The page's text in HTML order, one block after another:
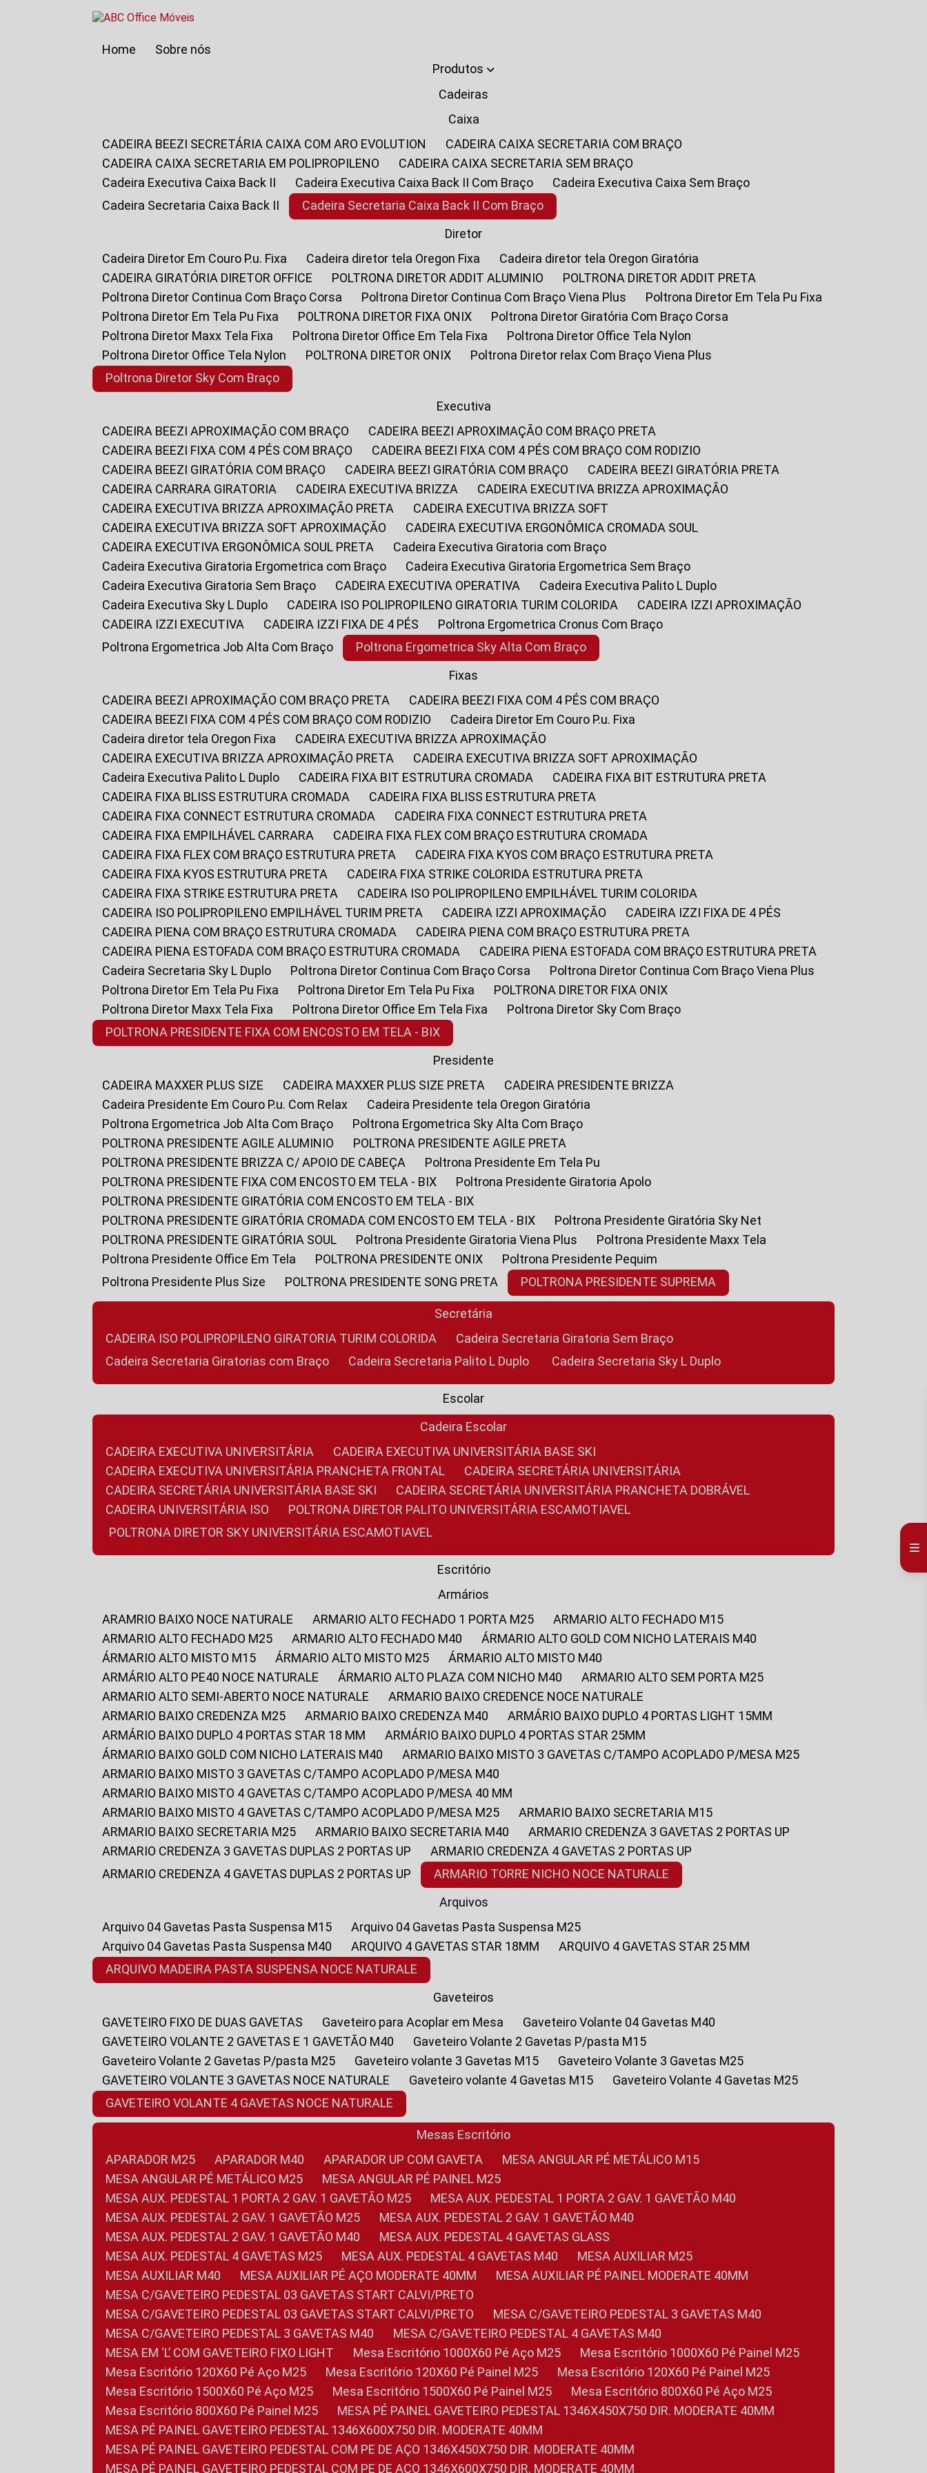
Home
Sobre nós
Produtos
Cadeiras
Caixa
CADEIRA BEEZI SECRETÁRIA CAIXA COM ARO EVOLUTION
CADEIRA CAIXA SECRETARIA COM BRAÇO
CADEIRA CAIXA SECRETARIA EM POLIPROPILENO
CADEIRA CAIXA SECRETARIA SEM BRAÇO
Cadeira Executiva Caixa Back II
Cadeira Executiva Caixa Back II Com Braço
Cadeira Executiva Caixa Sem Braço
Cadeira Secretaria Caixa Back II
Cadeira Secretaria Caixa Back II Com Braço
Diretor
Cadeira Diretor Em Couro P.u. Fixa
Cadeira diretor tela Oregon Fixa
Cadeira diretor tela Oregon Giratória
CADEIRA GIRATÓRIA DIRETOR OFFICE
POLTRONA DIRETOR ADDIT ALUMINIO
POLTRONA DIRETOR ADDIT PRETA
Poltrona Diretor Continua Com Braço Corsa
Poltrona Diretor Continua Com Braço Viena Plus
Poltrona Diretor Em Tela Pu Fixa
Poltrona Diretor Em Tela Pu Fixa
POLTRONA DIRETOR FIXA ONIX
Poltrona Diretor Giratória Com Braço Corsa
Poltrona Diretor Maxx Tela Fixa
Poltrona Diretor Office Em Tela Fixa
Poltrona Diretor Office Tela Nylon
Poltrona Diretor Office Tela Nylon
POLTRONA DIRETOR ONIX
Poltrona Diretor relax Com Braço Viena Plus
Poltrona Diretor Sky Com Braço
Executiva
CADEIRA BEEZI APROXIMAÇÃO COM BRAÇO
CADEIRA BEEZI APROXIMAÇÃO COM BRAÇO PRETA
CADEIRA BEEZI FIXA COM 4 PÉS COM BRAÇO
CADEIRA BEEZI FIXA COM 4 PÉS COM BRAÇO COM RODIZIO
CADEIRA BEEZI GIRATÓRIA COM BRAÇO
CADEIRA BEEZI GIRATÓRIA COM BRAÇO
CADEIRA BEEZI GIRATÓRIA PRETA
CADEIRA CARRARA GIRATORIA
CADEIRA EXECUTIVA BRIZZA
CADEIRA EXECUTIVA BRIZZA APROXIMAÇÃO
CADEIRA EXECUTIVA BRIZZA APROXIMAÇÃO PRETA
CADEIRA EXECUTIVA BRIZZA SOFT
CADEIRA EXECUTIVA BRIZZA SOFT APROXIMAÇÃO
CADEIRA EXECUTIVA ERGONÔMICA CROMADA SOUL
CADEIRA EXECUTIVA ERGONÔMICA SOUL PRETA
Cadeira Executiva Giratoria com Braço
Cadeira Executiva Giratoria Ergometrica com Braço
Cadeira Executiva Giratoria Ergometrica Sem Braço
Cadeira Executiva Giratoria Sem Braço
CADEIRA EXECUTIVA OPERATIVA
Cadeira Executiva Palito L Duplo
Cadeira Executiva Sky L Duplo
CADEIRA ISO POLIPROPILENO GIRATORIA TURIM COLORIDA
CADEIRA IZZI APROXIMAÇÃO
CADEIRA IZZI EXECUTIVA
CADEIRA IZZI FIXA DE 4 PÉS
Poltrona Ergometrica Cronus Com Braço
Poltrona Ergometrica Job Alta Com Braço
Poltrona Ergometrica Sky Alta Com Braço
Fixas
CADEIRA BEEZI APROXIMAÇÃO COM BRAÇO PRETA
CADEIRA BEEZI FIXA COM 4 PÉS COM BRAÇO
CADEIRA BEEZI FIXA COM 4 PÉS COM BRAÇO COM RODIZIO
Cadeira Diretor Em Couro P.u. Fixa
Cadeira diretor tela Oregon Fixa
CADEIRA EXECUTIVA BRIZZA APROXIMAÇÃO
CADEIRA EXECUTIVA BRIZZA APROXIMAÇÃO PRETA
CADEIRA EXECUTIVA BRIZZA SOFT APROXIMAÇÃO
Cadeira Executiva Palito L Duplo
CADEIRA FIXA BIT ESTRUTURA CROMADA
CADEIRA FIXA BIT ESTRUTURA PRETA
CADEIRA FIXA BLISS ESTRUTURA CROMADA
CADEIRA FIXA BLISS ESTRUTURA PRETA
CADEIRA FIXA CONNECT ESTRUTURA CROMADA
CADEIRA FIXA CONNECT ESTRUTURA PRETA
CADEIRA FIXA EMPILHÁVEL CARRARA
CADEIRA FIXA FLEX COM BRAÇO ESTRUTURA CROMADA
CADEIRA FIXA FLEX COM BRAÇO ESTRUTURA PRETA
CADEIRA FIXA KYOS COM BRAÇO ESTRUTURA PRETA
CADEIRA FIXA KYOS ESTRUTURA PRETA
CADEIRA FIXA STRIKE COLORIDA ESTRUTURA PRETA
CADEIRA FIXA STRIKE ESTRUTURA PRETA
CADEIRA ISO POLIPROPILENO EMPILHÁVEL TURIM COLORIDA
CADEIRA ISO POLIPROPILENO EMPILHÁVEL TURIM PRETA
CADEIRA IZZI APROXIMAÇÃO
CADEIRA IZZI FIXA DE 4 PÉS
CADEIRA PIENA COM BRAÇO ESTRUTURA CROMADA
CADEIRA PIENA COM BRAÇO ESTRUTURA PRETA
CADEIRA PIENA ESTOFADA COM BRAÇO ESTRUTURA CROMADA
CADEIRA PIENA ESTOFADA COM BRAÇO ESTRUTURA PRETA
Cadeira Secretaria Sky L Duplo
Poltrona Diretor Continua Com Braço Corsa
Poltrona Diretor Continua Com Braço Viena Plus
Poltrona Diretor Em Tela Pu Fixa
Poltrona Diretor Em Tela Pu Fixa
POLTRONA DIRETOR FIXA ONIX
Poltrona Diretor Maxx Tela Fixa
Poltrona Diretor Office Em Tela Fixa
Poltrona Diretor Sky Com Braço
POLTRONA PRESIDENTE FIXA COM ENCOSTO EM TELA - BIX
Presidente
CADEIRA MAXXER PLUS SIZE
CADEIRA MAXXER PLUS SIZE PRETA
CADEIRA PRESIDENTE BRIZZA
Cadeira Presidente Em Couro P.u. Com Relax
Cadeira Presidente tela Oregon Giratória
Poltrona Ergometrica Job Alta Com Braço
Poltrona Ergometrica Sky Alta Com Braço
POLTRONA PRESIDENTE AGILE ALUMINIO
POLTRONA PRESIDENTE AGILE PRETA
POLTRONA PRESIDENTE BRIZZA C/ APOIO DE CABEÇA
Poltrona Presidente Em Tela Pu
POLTRONA PRESIDENTE FIXA COM ENCOSTO EM TELA - BIX
Poltrona Presidente Giratoria Apolo
POLTRONA PRESIDENTE GIRATÓRIA COM ENCOSTO EM TELA - BIX
POLTRONA PRESIDENTE GIRATÓRIA CROMADA COM ENCOSTO EM TELA - BIX
Poltrona Presidente Giratória Sky Net
POLTRONA PRESIDENTE GIRATÓRIA SOUL
Poltrona Presidente Giratoria Viena Plus
Poltrona Presidente Maxx Tela
Poltrona Presidente Office Em Tela
POLTRONA PRESIDENTE ONIX
Poltrona Presidente Pequim
Poltrona Presidente Plus Size
POLTRONA PRESIDENTE SONG PRETA POLTRONA PRESIDENTE SUPREMA
Secretária
CADEIRA ISO POLIPROPILENO GIRATORIA TURIM COLORIDA
Cadeira Secretaria Giratoria Sem Braço
Cadeira Secretaria Giratorias com Braço
Cadeira Secretaria Palito L Duplo Cadeira Secretaria Sky L Duplo
Escolar
Cadeira Escolar
CADEIRA EXECUTIVA UNIVERSITÁRIA
CADEIRA EXECUTIVA UNIVERSITÁRIA BASE SKI
CADEIRA EXECUTIVA UNIVERSITÁRIA PRANCHETA FRONTAL
CADEIRA SECRETÁRIA UNIVERSITÁRIA
CADEIRA SECRETÁRIA UNIVERSITÁRIA BASE SKI
CADEIRA SECRETÁRIA UNIVERSITÁRIA PRANCHETA DOBRÁVEL
CADEIRA UNIVERSITÁRIA ISO
POLTRONA DIRETOR PALITO UNIVERSITÁRIA ESCAMOTIAVEL
POLTRONA DIRETOR SKY UNIVERSITÁRIA ESCAMOTIAVEL
Escritório
Armários
ARAMRIO BAIXO NOCE NATURALE
ARMARIO ALTO FECHADO 1 PORTA M25
ARMARIO ALTO FECHADO M15
ARMARIO ALTO FECHADO M25
ARMARIO ALTO FECHADO M40
ÁRMARIO ALTO GOLD COM NICHO LATERAIS M40
ÁRMARIO ALTO MISTO M15
ÁRMARIO ALTO MISTO M25
ÁRMARIO ALTO MISTO M40
ARMÁRIO ALTO PE40 NOCE NATURALE
ÁRMARIO ALTO PLAZA COM NICHO M40
ARMARIO ALTO SEM PORTA M25
ARMARIO ALTO SEMI-ABERTO NOCE NATURALE
ARMARIO BAIXO CREDENCE NOCE NATURALE
ARMARIO BAIXO CREDENZA M25
ARMARIO BAIXO CREDENZA M40
ARMÁRIO BAIXO DUPLO 4 PORTAS LIGHT 15MM
ARMÁRIO BAIXO DUPLO 4 PORTAS STAR 18 MM
ARMÁRIO BAIXO DUPLO 4 PORTAS STAR 25MM
ÁRMARIO BAIXO GOLD COM NICHO LATERAIS M40
ARMARIO BAIXO MISTO 3 GAVETAS C/TAMPO ACOPLADO P/MESA M25
ARMARIO BAIXO MISTO 3 GAVETAS C/TAMPO ACOPLADO P/MESA M40
ARMARIO BAIXO MISTO 4 GAVETAS C/TAMPO ACOPLADO P/MESA 40 MM
ARMARIO BAIXO MISTO 4 GAVETAS C/TAMPO ACOPLADO P/MESA M25
ARMARIO BAIXO SECRETARIA M15
ARMARIO BAIXO SECRETARIA M25
ARMARIO BAIXO SECRETARIA M40
ARMARIO CREDENZA 3 GAVETAS 2 PORTAS UP
ARMARIO CREDENZA 3 GAVETAS DUPLAS 2 PORTAS UP
ARMARIO CREDENZA 4 GAVETAS 2 PORTAS UP
ARMARIO CREDENZA 4 GAVETAS DUPLAS 2 PORTAS UP
ARMARIO TORRE NICHO NOCE NATURALE
Arquivos
Arquivo 04 Gavetas Pasta Suspensa M15
Arquivo 04 Gavetas Pasta Suspensa M25
Arquivo 04 Gavetas Pasta Suspensa M40
ARQUIVO 4 GAVETAS STAR 18MM
ARQUIVO 4 GAVETAS STAR 25 MM
ARQUIVO MADEIRA PASTA SUSPENSA NOCE NATURALE
Gaveteiros
GAVETEIRO FIXO DE DUAS GAVETAS
Gaveteiro para Acoplar em Mesa
Gaveteiro Volante 04 Gavetas M40
GAVETEIRO VOLANTE 2 GAVETAS E 1 GAVETÃO M40
Gaveteiro Volante 2 Gavetas P/pasta M15
Gaveteiro Volante 2 Gavetas P/pasta M25
Gaveteiro volante 3 Gavetas M15
Gaveteiro Volante 3 Gavetas M25
GAVETEIRO VOLANTE 3 GAVETAS NOCE NATURALE
Gaveteiro volante 4 Gavetas M15
Gaveteiro Volante 4 Gavetas M25
GAVETEIRO VOLANTE 4 GAVETAS NOCE NATURALE
Mesas Escritório
APARADOR M25
APARADOR M40 APARADOR UP COM GAVETA
MESA ANGULAR PÉ METÁLICO M15
MESA ANGULAR PÉ METÁLICO M25
MESA ANGULAR PÉ PAINEL M25
MESA AUX. PEDESTAL 1 PORTA 2 GAV. 1 GAVETÃO M25
MESA AUX. PEDESTAL 1 PORTA 2 GAV. 1 GAVETÃO M40
MESA AUX. PEDESTAL 2 GAV. 1 GAVETÃO M25
MESA AUX. PEDESTAL 2 GAV. 1 GAVETÃO M40
MESA AUX. PEDESTAL 2 GAV. 1 GAVETÃO M40
MESA AUX. PEDESTAL 4 GAVETAS GLASS
MESA AUX. PEDESTAL 4 GAVETAS M25
MESA AUX. PEDESTAL 4 GAVETAS M40
MESA AUXILIAR M25
MESA AUXILIAR M40
MESA AUXILIAR PÉ AÇO MODERATE 40MM
MESA AUXILIAR PÉ PAINEL MODERATE 40MM
MESA C/GAVETEIRO PEDESTAL 03 GAVETAS START CALVI/PRETO
MESA C/GAVETEIRO PEDESTAL 03 GAVETAS START CALVI/PRETO
MESA C/GAVETEIRO PEDESTAL 3 GAVETAS M40
MESA C/GAVETEIRO PEDESTAL 3 GAVETAS M40
MESA C/GAVETEIRO PEDESTAL 4 GAVETAS M40
MESA EM ‘L’ COM GAVETEIRO FIXO LIGHT
Mesa Escritório 1000X60 Pé Aço M25
Mesa Escritório 1000X60 Pé Painel M25
Mesa Escritório 120X60 Pé Aço M25
Mesa Escritório 120X60 Pé Painel M25
Mesa Escritório 120X60 Pé Painel M25
Mesa Escritório 1500X60 Pé Aço M25
Mesa Escritório 1500X60 Pé Painel M25
Mesa Escritório 800X60 Pé Aço M25
Mesa Escritório 800X60 Pé Painel M25
MESA PÉ PAINEL GAVETEIRO PEDESTAL 1346X450X750 DIR. MODERATE 40MM
MESA PÉ PAINEL GAVETEIRO PEDESTAL 1346X600X750 DIR. MODERATE 40MM
MESA PÉ PAINEL GAVETEIRO PEDESTAL COM PE DE AÇO 1346X450X750 DIR. MODERATE 40MM
MESA PÉ PAINEL GAVETEIRO PEDESTAL COM PE DE AÇO 1346X600X750 DIR. MODERATE 40MM